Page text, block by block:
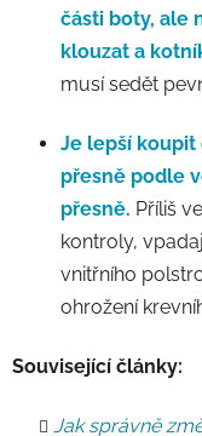
části boty, ale
klouzat a
musí sedět
Je lepší
přesně podle
přesně. Příliš
kontroly,
vnitřního
ohrožení
Související články:
Jak správně